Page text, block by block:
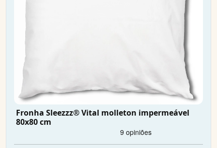
Fronha Sleezzz® Vital molleton impermeável
80x80 cm